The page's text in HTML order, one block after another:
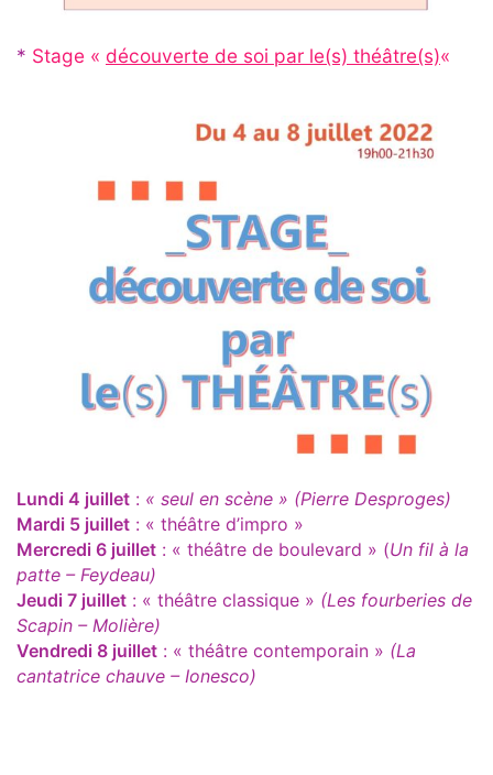
* Stage « découverte de soi par le(s) théâtre(s)«
Lundi 4 juillet : « seul en scène » (Pierre Desproges)
Mardi 5 juillet : « théâtre d’impro »
Mercredi 6 juillet : « théâtre de boulevard » (Un fil à la
patte – Feydeau)
Jeudi 7 juillet : « théâtre classique » (Les fourberies de
Scapin – Molière)
Vendredi 8 juillet : « théâtre contemporain » (La
cantatrice chauve – Ionesco)